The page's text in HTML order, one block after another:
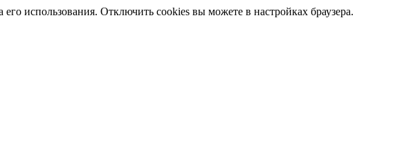
использования. Отключить cookies вы можете в настройках браузера.